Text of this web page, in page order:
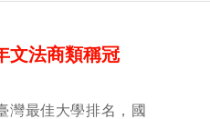
文法商類稱冠
灣最佳大學排名，國